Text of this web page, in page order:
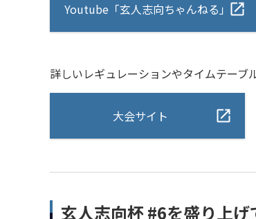
Youtube「玄人志向ちゃんねる」
詳しいレギュレーションやタイムテーブ
大会サイト
玄人志向杯 #6を盛り上